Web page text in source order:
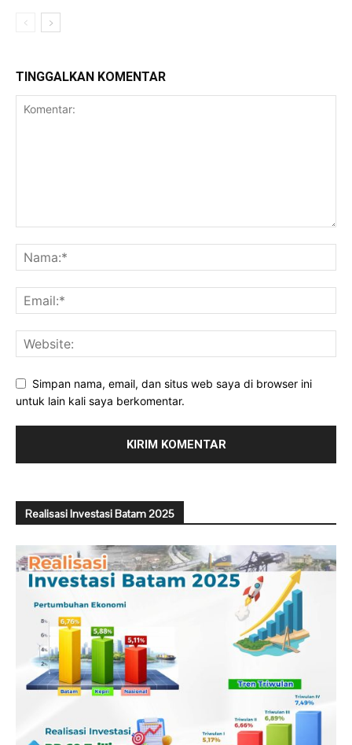
TINGGALKAN KOMENTAR
Simpan nama, email, dan situs web saya di browser ini
untuk lain kali saya berkomentar.
Realisasi Investasi Batam 2025